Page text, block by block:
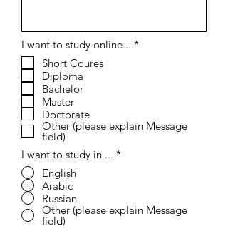
I want to study online... *
Short Coures
Diploma
Bachelor
Master
Doctorate
Other (please explain Message
field)
I want to study in ... *
English
Arabic
Russian
Other (please explain Message
field)